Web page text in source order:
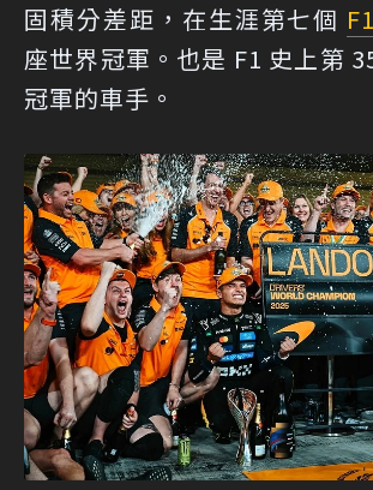
固積分差距，在生涯第七個 F1
座世界冠軍。也是 F1 史上第
冠軍的車手。